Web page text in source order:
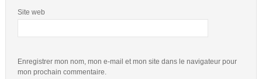
Site web
Enregistrer mon nom, mon e-mail et mon site dans le navigateur pour
mon prochain commentaire.